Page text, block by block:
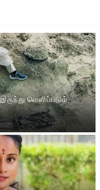
வெளிப்படும்